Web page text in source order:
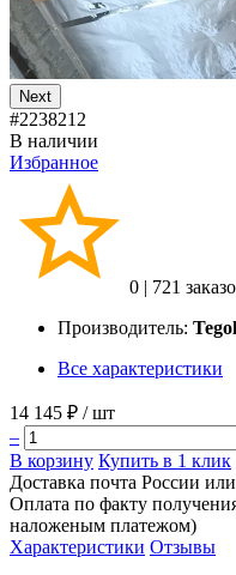
Next
#2238212
В наличии
Избранное
0 | 721
Производитель:
Все характеристики
14 145 ₽ / шт
–
В корзину Купить в 1 клик
Доставка почта России
Оплата по факту
наложеным платежом)
Характеристики Отзывы